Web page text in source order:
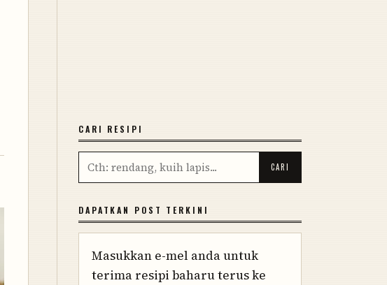
CARI RESIPI
DAPATKAN POST TERKINI
Masukkan e-mel anda untuk
terima resipi baharu terus ke